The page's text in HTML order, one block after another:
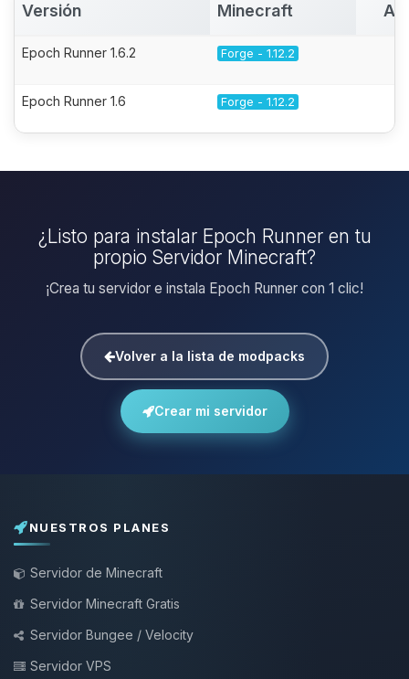
Versión Minecraft
Epoch Runner 1.6.2 Forge - 1.12.2
Epoch Runner 1.6 Forge - 1.12.2
¿Listo para instalar Epoch Runner en tu
propio Servidor Minecraft?
¡Crea tu servidor e instala Epoch Runner con 1 clic!
Volver a la lista de modpacks
Crear mi servidor
NUESTROS PLANES
Servidor de Minecraft
Servidor Minecraft Gratis
Servidor Bungee / Velocity
Servidor VPS